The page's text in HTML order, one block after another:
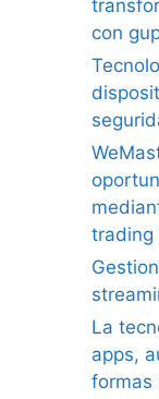
con
trading
La
apps,
formas